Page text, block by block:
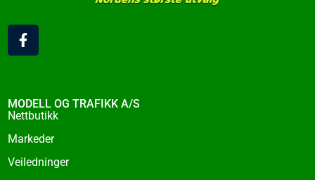
F
a
c
o
o
-
f
MODELL OG TRAFIKK A/S
Nettbutikk
Markeder
Veiledninger